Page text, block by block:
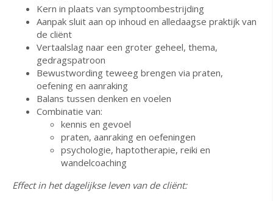
Kern in plaats van symptoombestrijding
Aanpak sluit aan op inhoud en alledaagse praktijk van
de cliënt
Vertaalslag naar een groter geheel, thema,
gedragspatroon
Bewustwording teweeg brengen via praten,
oefening en aanraking
Balans tussen denken en voelen
Combinatie van:
kennis en gevoel
praten, aanraking en oefeningen
psychologie, haptotherapie, reiki en
wandelcoaching
Effect in het dagelijkse leven van de cliënt: